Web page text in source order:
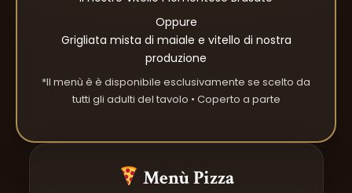
Oppure
Grigliata mista di maiale e vitello di nostra
produzione
*Il menù è è disponibile esclusivamente se scelto da
tutti gli adulti del tavolo • Coperto a parte
Menù Pizza